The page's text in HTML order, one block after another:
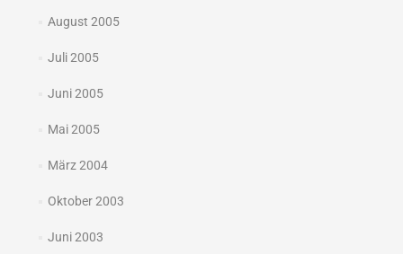
August 2005
Juli 2005
Juni 2005
Mai 2005
März 2004
Oktober 2003
Juni 2003